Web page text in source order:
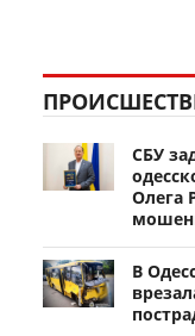
СБУ
Олега
В